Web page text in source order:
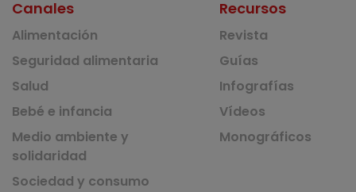
Canales
Alimentación
Seguridad alimentaria
Salud
Bebé e infancia
Medio ambiente y
solidaridad
Sociedad y consumo
Recursos
Revista
Guías
Infografías
Vídeos
Monográficos